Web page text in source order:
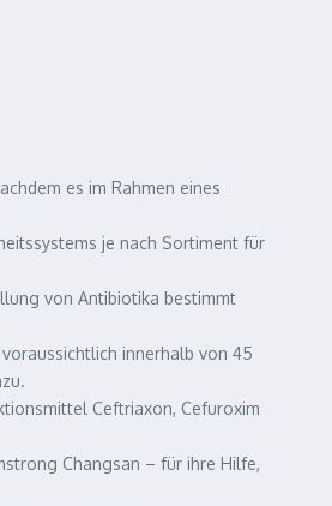
es im Rahmen eines
je nach Sortiment für
von Antibiotika bestimmt
innerhalb von 45
Ceftriaxon, Cefuroxim
Changsan – für ihre Hilfe,